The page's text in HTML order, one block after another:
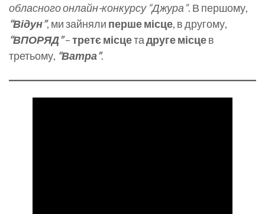
обласного онлайн-конкурсу “Джура”. В першому,
“Відун”, ми зайняли перше місце, в другому,
“ВПОРЯД”–третє місцетадруге місцев
третьому, “Ватра”.